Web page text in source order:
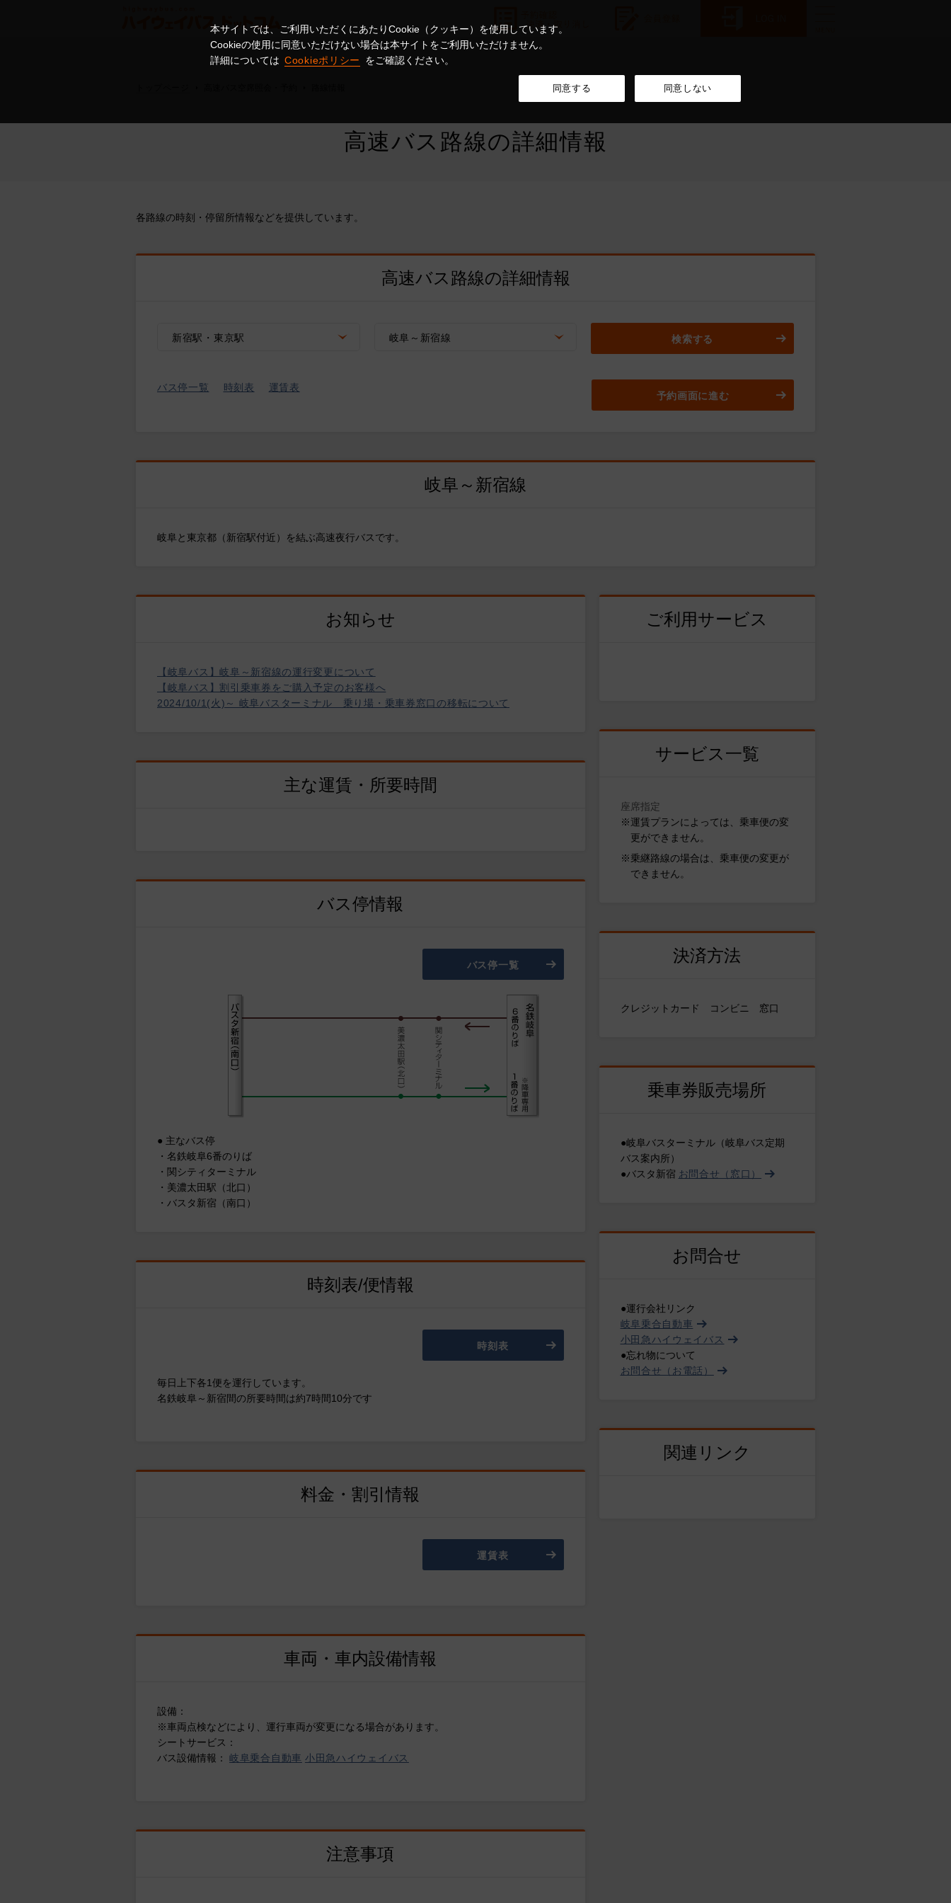
本サイトでは、ご利用いただくにあたりCookie（クッキー）を使用しています。
Cookieの使用に同意いただけない場合は本サイトをご利用いただけません。
詳細については Cookieポリシー をご確認ください。
同意する 同意しない
高速バス路線の詳細情報
各路線の時刻・停留所情報などを提供しています。
高速バス路線の詳細情報
新宿駅・東京駅 岐阜～新宿線 検索する
バス停一覧 時刻表 運賃表
予約画面に進む
岐阜～新宿線
岐阜と東京都（新宿駅付近）を結ぶ高速夜行バスです。
お知らせ
【岐阜バス】岐阜～新宿線の運行変更について
【岐阜バス】割引乗車券をご購入予定のお客様へ
2024/10/1(火)～ 岐阜バスターミナル 乗り場・乗車券窓口の移転について
主な運賃・所要時間
バス停情報
バス停一覧
● 主なバス停
・名鉄岐阜6番のりば
・関シティターミナル
・美濃太田駅（北口）
・バスタ新宿（南口）
時刻表/便情報
時刻表
毎日上下各1便を運行しています。
名鉄岐阜～新宿間の所要時間は約7時間10分です
料金・割引情報
運賃表
車両・車内設備情報
設備：
※車両点検などにより、運行車両が変更になる場合があります。
シートサービス：
バス設備情報： 岐阜乗合自動車 小田急ハイウェイバス
注意事項
ご利用サービス
サービス一覧
座席指定
※運賃プランによっては、乗車便の変
更ができません。
※乗継路線の場合は、乗車便の変更が
できません。
決済方法
クレジットカード コンビニ 窓口
乗車券販売場所
●岐阜バスターミナル（岐阜バス定期
バス案内所）
●バスタ新宿 お問合せ（窓口）
お問合せ
●運行会社リンク
岐阜乗合自動車
小田急ハイウェイバス
●忘れ物について
お問合せ（お電話）
関連リンク